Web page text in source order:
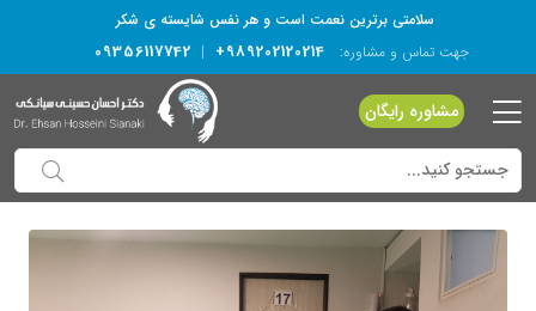
سلامتی برترین نعمت است و هر نفس شایسته­ ی شکر
جهت تماس و مشاوره:
+989202120214
|
09356117742
مشاوره رایگان